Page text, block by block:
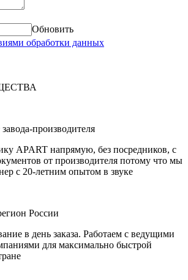
Обновить
обработки данных
производителя
APART напрямую, без посредников, с
от производителя потому что мы
с 20-летним опытом в звуке
России
в день заказа. Работаем с ведущими
для максимально быстрой